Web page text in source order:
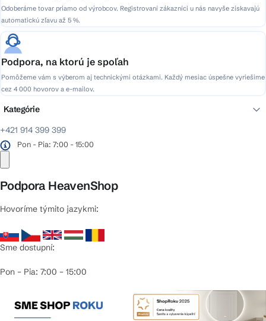
Odoberáme tovar priamo od výrobcov. Registrovaní zákazníci u nás navyše získavajú
automatickú zľavu až 5 %.
Podpora, na ktorú je spoľah
Pomôžeme vám s výberom aj technickými otázkami. Každý mesiac úspešne vyriešime
cez 4 000 hovorov a e-mailov.
+421 914 399 399
Pon - Pia: 7:00 - 15:00
Podpora HeavenShop
Hovoríme týmito jazykmi:
Sme dostupní:
Pon – Pia: 7:00 – 15:00
Kategórie